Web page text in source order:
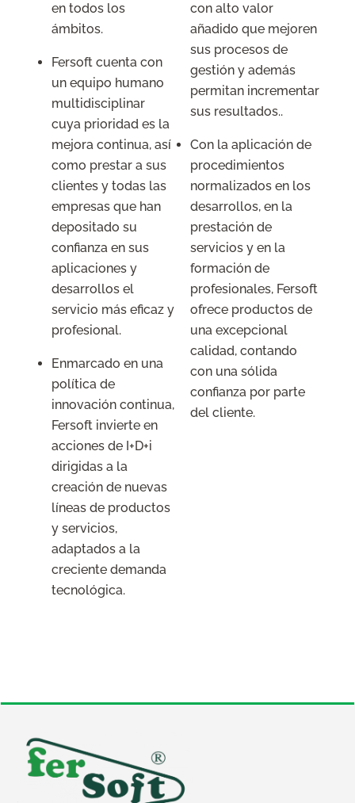
en todos los
ámbitos.
Fersoft cuenta con
un equipo humano
multidisciplinar
cuya prioridad es la
mejora continua, así
como prestar a sus
clientes y todas las
empresas que han
depositado su
confianza en sus
aplicaciones y
desarrollos el
servicio más eficaz y
profesional.
Enmarcado en una
política de
innovación continua,
Fersoft invierte en
acciones de I+D+i
dirigidas a la
creación de nuevas
líneas de productos
y servicios,
adaptados a la
creciente demanda
tecnológica.
con alto valor
añadido que mejoren
sus procesos de
gestión y además
permitan incrementar
sus resultados..
Con la aplicación de
procedimientos
normalizados en los
desarrollos, en la
prestación de
servicios y en la
formación de
profesionales, Fersoft
ofrece productos de
una excepcional
calidad, contando
con una sólida
confianza por parte
del cliente.